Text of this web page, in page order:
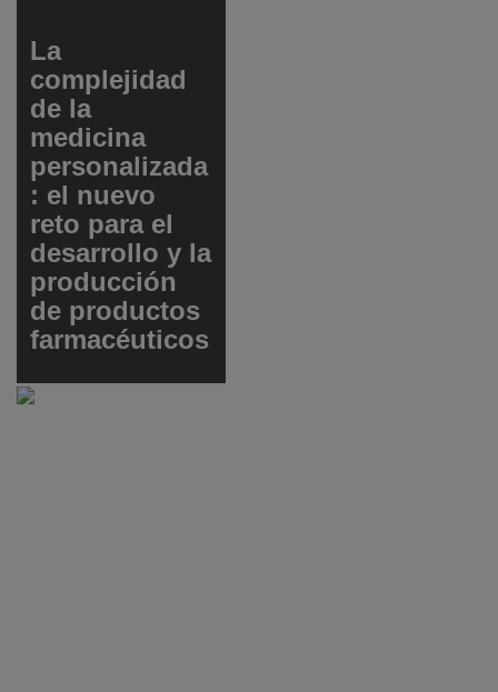
La
complejidad
de la
medicina
personalizada
: el nuevo
reto para el
desarrollo y la
producción
de productos
farmacéuticos
El enfoque está
cambiando hacia la